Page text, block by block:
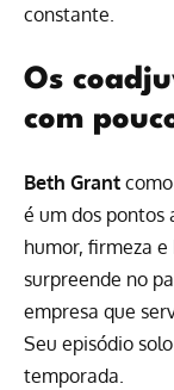
constante.
Os
com
Beth Grant
é um dos pontos
humor, firmeza
surpreende no
empresa que
Seu episódio
temporada.